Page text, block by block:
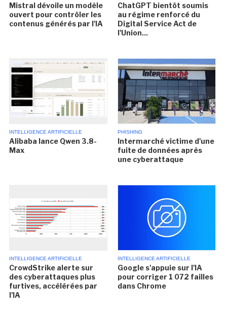
Mistral dévoile un modèle
ouvert pour contrôler les
contenus générés par l'IA
ChatGPT bientôt soumis
au régime renforcé du
Digital Service Act de
l'Union...
INTELLIGENCE ARTIFICIELLE
Alibaba lance Qwen 3.8-
Max
PHISHING
Intermarché victime d'une
fuite de données après
une cyberattaque
INTELLIGENCE ARTIFICIELLE
CrowdStrike alerte sur
des cyberattaques plus
furtives, accélérées par
l'IA
INTELLIGENCE ARTIFICIELLE
Google s'appuie sur l'IA
pour corriger 1 072 failles
dans Chrome